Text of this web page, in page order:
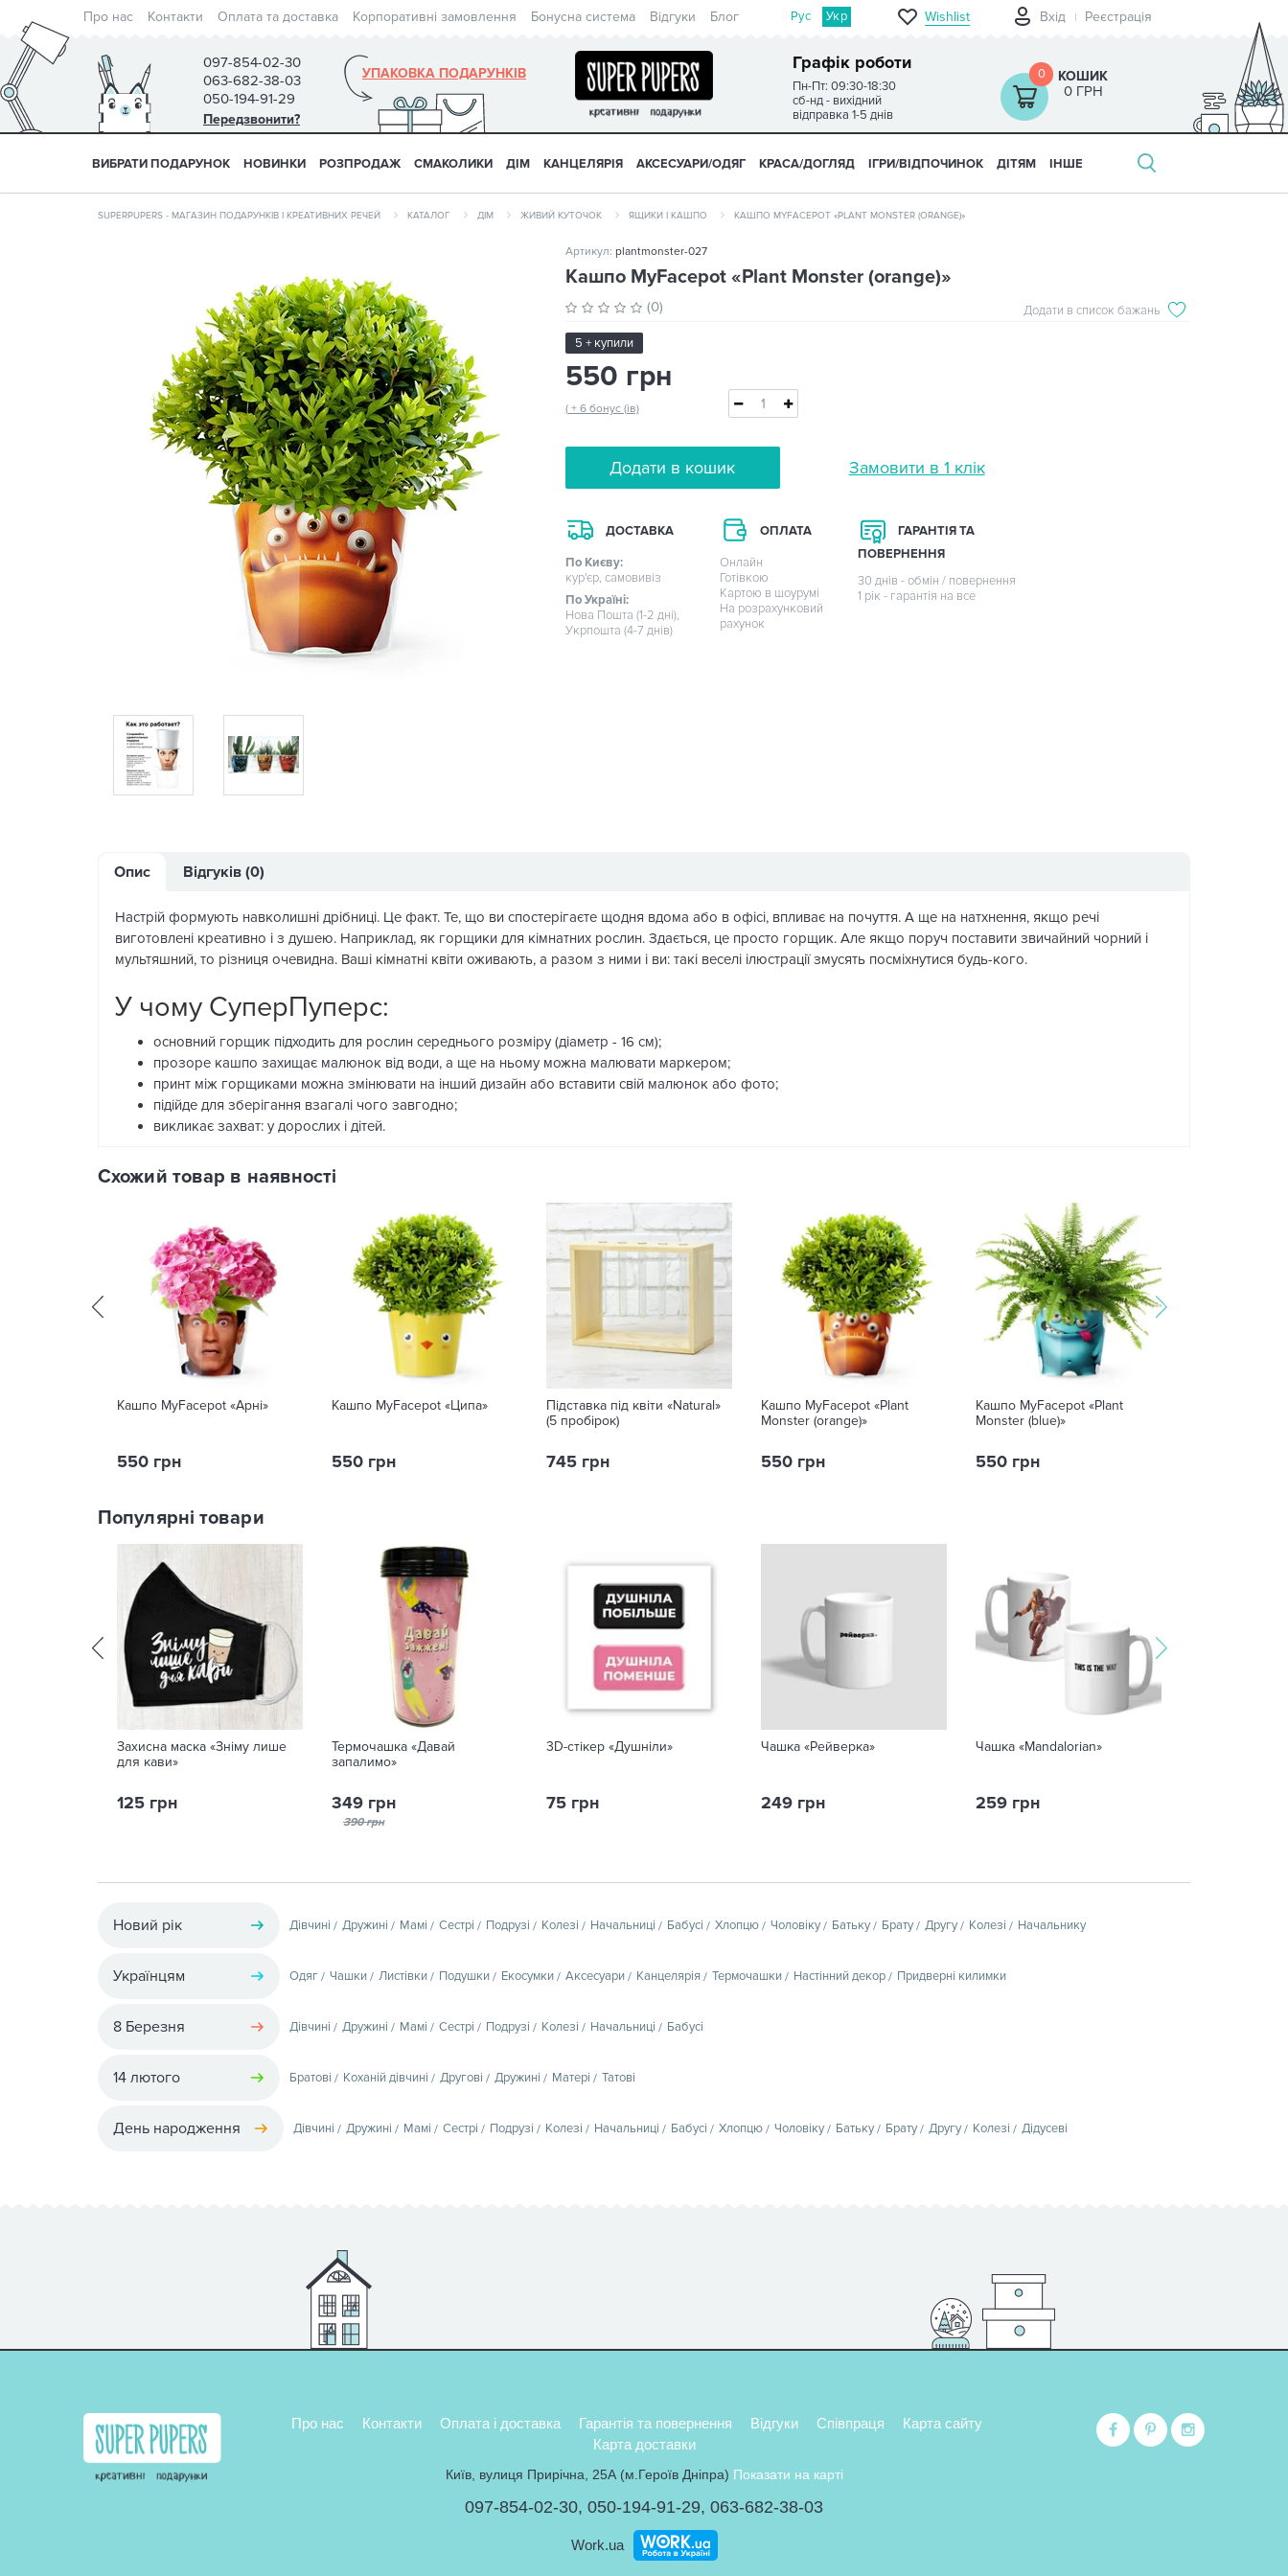
Про нас Контакти Оплата та доставка Корпоративні замовлення Бонусна система Відгуки Блог Рус Укр Wishlist Вхід Реєстрація
097-854-02-30
063-682-38-03
050-194-91-29
Передзвонити?
Графік роботи
Пн-Пт: 09:30-18:30
сб-нд - вихідний
відправка 1-5 днів
УПАКОВКА ПОДАРУНКІВ 0 КОШИК
0 ГРН
ВИБРАТИ ПОДАРУНОК НОВИНКИ РОЗПРОДАЖ СМАКОЛИКИ ДІМ КАНЦЕЛЯРІЯ АКСЕСУАРИ/ОДЯГ КРАСА/ДОГЛЯД ІГРИ/ВІДПОЧИНОК ДІТЯМ ІНШЕ
SUPERPUPERS - МАГАЗИН ПОДАРУНКІВ І КРЕАТИВНИХ РЕЧЕЙ КАТАЛОГ ДІМ ЖИВИЙ КУТОЧОК ЯЩИКИ І КАШПО КАШПО MYFACEPOT «PLANT MONSTER (ORANGE)»
Артикул: plantmonster-027
Кашпо MyFacepot «Plant Monster (orange)»
(0) Додати в список бажань
5 + купили
550 грн
( + 6 бонус (ів)
Додати в кошик Замовити в 1 клік
ДОСТАВКА
По Києву:
кур'єр, самовивіз
По Україні:
Нова Пошта (1-2 дні),
Укрпошта (4-7 днів)
ОПЛАТА
Онлайн
Готівкою
Картою в шоурумі
На розрахунковий
рахунок
ГАРАНТІЯ ТА
ПОВЕРНЕННЯ
30 днів - обмін / повернення
1 рік - гарантія на все
Опис Відгуків (0)
Настрій формують навколишні дрібниці. Це факт. Те, що ви спостерігаєте щодня вдома або в офісі, впливає на почуття. А ще на натхнення, якщо речі
виготовлені креативно і з душею. Наприклад, як горщики для кімнатних рослин. Здається, це просто горщик. Але якщо поруч поставити звичайний чорний і
мультяшний, то різниця очевидна. Ваші кімнатні квіти оживають, а разом з ними і ви: такі веселі ілюстрації змусять посміхнутися будь-кого.
У чому СуперПуперс:
основний горщик підходить для рослин середнього розміру (діаметр - 16 см);
прозоре кашпо захищає малюнок від води, а ще на ньому можна малювати маркером;
принт між горщиками можна змінювати на інший дизайн або вставити свій малюнок або фото;
підійде для зберігання взагалі чого завгодно;
викликає захват: у дорослих і дітей.
Схожий товар в наявності
Кашпо MyFacepot «Арні»
550 грн
Кашпо MyFacepot «Ципа»
550 грн
Підставка під квіти «Natural»
(5 пробірок)
745 грн
Кашпо MyFacepot «Plant
Monster (orange)»
550 грн
Кашпо MyFacepot «Plant
Monster (blue)»
550 грн
Популярні товари
Захисна маска «Зніму лише
для кави»
125 грн
Термочашка «Давай
запалимо»
349 грн
390 грн
3D-стікер «Душніли»
75 грн
Чашка «Рейверка»
249 грн
Чашка «Mandalorian»
259 грн
Новий рік Дівчині Дружині Мамі Сестрі Подрузі Колезі Начальниці Бабусі Хлопцю Чоловіку Батьку Брату Другу Колезі Начальнику
Українцям Одяг Чашки Листівки Подушки Екосумки Аксесуари Канцелярія Термочашки Настінний декор Придверні килимки
8 Березня Дівчині Дружині Мамі Сестрі Подрузі Колезі Начальниці Бабусі
14 лютого Братові Коханій дівчині Другові Дружині Матері Татові
День народження Дівчині Дружині Мамі Сестрі Подрузі Колезі Начальниці Бабусі Хлопцю Чоловіку Батьку Брату Другу Колезі Дідусеві
Про нас Контакти Оплата і доставка Гарантія та повернення Відгуки Співпраця
Карта сайту
Карта доставки
Київ, вулиця Прирічна, 25А (м.Героїв Дніпра) Показати на карті
097-854-02-30, 050-194-91-29, 063-682-38-03
Work.ua